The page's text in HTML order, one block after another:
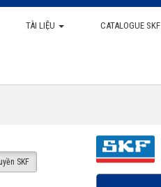
TÀI LIỆU CATALOGUE SKF
SKF